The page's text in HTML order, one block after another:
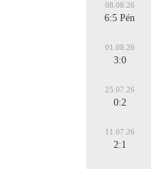
08.08.26
6:5 Pén
01.08.26
3:0
25.07.26
0:2
11.07.26
2:1